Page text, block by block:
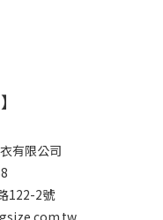
有限公司
122-2號